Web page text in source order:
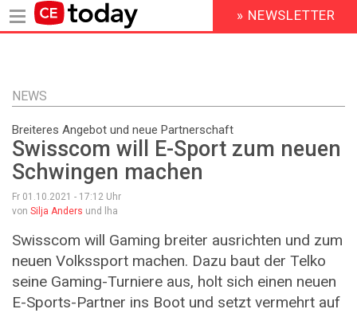
Inhalt
HEADER
MENU
» NEWSLETTER
NEWS
Breiteres Angebot und neue Partnerschaft
Swisscom will E-Sport zum neuen
Schwingen machen
Fr 01.10.2021 - 17:12 Uhr
von Silja Anders und lha
Swisscom will Gaming breiter ausrichten und zum
neuen Volkssport machen. Dazu baut der Telko
seine Gaming-Turniere aus, holt sich einen neuen
E-Sports-Partner ins Boot und setzt vermehrt auf